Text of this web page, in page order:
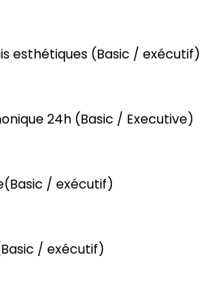
esthétiques (Basic / exécutif)
24h (Basic / Executive)
/ exécutif)
/ exécutif)